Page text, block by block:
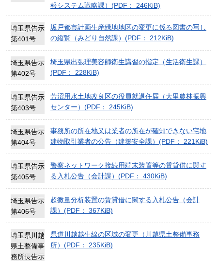
報システム戦略課）(PDF： 246KiB)
埼玉県告示
第401号
坂戸都市計画生産緑地地区の変更に係る図書の写し
の縦覧（みどり自然課）(PDF： 212KiB)
埼玉県告示
第402号
埼玉県出張理美容師衛生講習の指定（生活衛生課）
(PDF： 228KiB)
埼玉県告示
第403号
芳沼用水土地改良区の役員就退任届（大里農林振興
センター）(PDF： 245KiB)
埼玉県告示
第404号
事務所の所在地又は業者の所在が確知できない宅地
建物取引業者の公告（建築安全課）(PDF： 221KiB)
埼玉県告示
第405号
警察ネットワーク接続用端末装置等の賃貸借に関す
る入札公告（会計課）(PDF： 430KiB)
埼玉県告示
第406号
超微量分析装置の賃貸借に関する入札公告（会計
課）(PDF： 367KiB)
埼玉県川越
県土整備事
務所長告示
県道川越越生線の区域の変更（川越県土整備事務
所）(PDF： 235KiB)